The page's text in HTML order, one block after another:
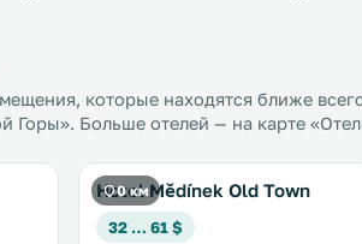
которые находятся ближе
Горы». Больше отелей — на карте
0 км
Hotel Mědínek Old Town
32 … 61 $